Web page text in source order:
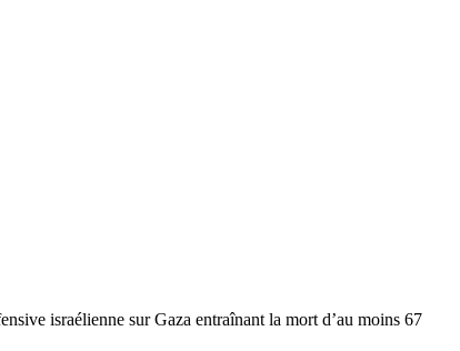
israélienne sur Gaza entraînant la mort d’au moins 67